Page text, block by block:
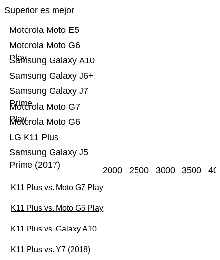
Superior es mejor
Samsung Galaxy J5
Prime (2017)
LG K11 Plus
Motorola Moto G6
Motorola Moto G7
Play
Samsung Galaxy J7
Prime
Samsung Galaxy J6+
Samsung Galaxy A10
Motorola Moto G6
Play
Motorola Moto E5
2000 2500 3000 3500
K11 Plus vs. Moto G7 Play
K11 Plus vs. Moto G6 Play
K11 Plus vs. Galaxy A10
K11 Plus vs. Y7 (2018)